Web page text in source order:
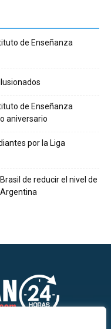
de Enseñanza
de Enseñanza
aniversario
por la Liga
de reducir el nivel de